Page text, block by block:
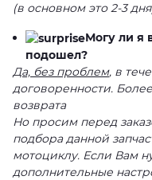
(в основном это 2-3
Могу ли я
подошел?
Да, без проблем, в
договоренности.
возврата
Но просим перед
подбора данной
мотоциклу. Если Вам
дополнительные